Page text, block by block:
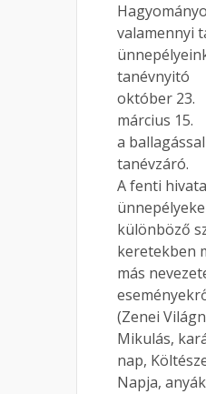
valamennyi
tanévnyitó
október 23.
március 15.
a
tanévzáró.
A fenti
különböző
keretekben
más
(Zenei
Mikulás,
nap,
Napja,